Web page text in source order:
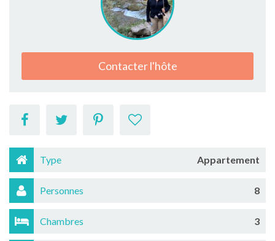
Contacter l'hôte
Type Appartement
Personnes 8
Chambres 3